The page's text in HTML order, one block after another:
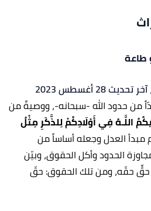
طاعة
تحديث 28 أغسطس 2023
من حدود الله -سبحانه-، ووصيةً من
اللَّـهُ فِي أَوْلَادِكُمْ لِلذَّكَرِ مِثْلُ
مبدأ العدل وجعله أساساً من
الحدود وأكل الحقوق، وبيّن
حقّه، ومن تلك الحقوق: حقّ